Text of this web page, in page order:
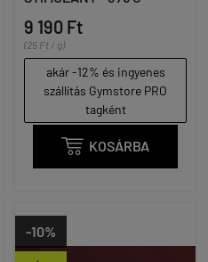
9 190 Ft
(25 Ft / g)
akár -12% és ingyenes
szállítás Gymstore PRO
tagként
 KOSÁRBA
-10%